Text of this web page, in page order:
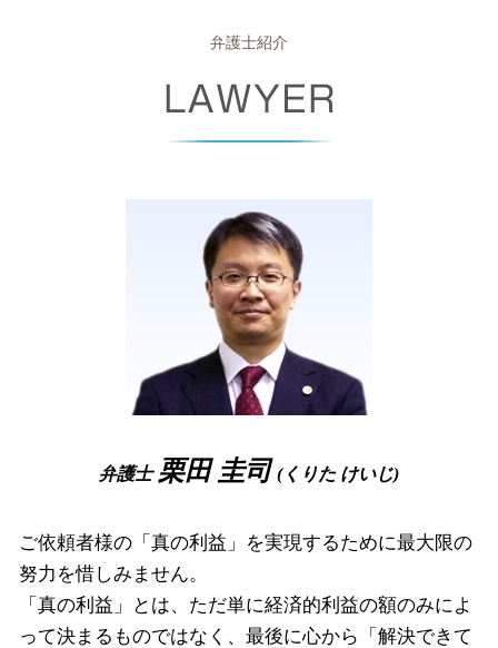
セクハラ 基準
紛争解決 方法
セクハラ 職場
労働 審判 流れ
給料未払い 法律
民事再生 条件
少額訴訟 流れ
債権回収 方法
民事再生 デメリット
自己破産 携帯契約
破産手続廃止決定
破産 管財人 弁護士
自己破産後 クレジットカード
住宅ローン 破産
裁量 免責
債権回収 堺市 弁護士
債権回収 奈良県 弁護士
相続 豊中市 相談
企業法務 大阪府 弁護士
破産事件 高槻市 相談
離婚 大阪府 弁護士
債権回収 豊中市 弁護士
離婚 堺市 相談
労働問題 尼崎市 弁護士
離婚 奈良県 弁護士
企業法務 奈良県 相談
弁護士紹介
弁護士 栗田 圭司 (くりた けいじ)
ご依頼者様の「真の利益」を実現するために最大限の
努力を惜しみません。
「真の利益」とは、ただ単に経済的利益の額のみによ
って決まるものではなく、最後に心から「解決できて